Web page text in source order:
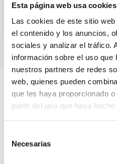
Esta página web usa cookies
Las cookies de este sitio
el contenido y los anuncios,
sociales y analizar el tráfico.
información sobre el uso que
nuestros partners de redes
web, quienes pueden
que les haya proporcionado
partir del uso que haya
Necesarias